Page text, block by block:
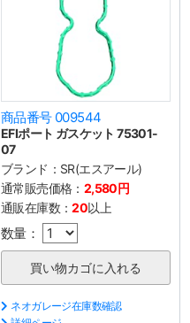
商品番号 009544
EFIポート ガスケット 75301-
07
ブランド： SR(エスアール)
通常販売価格： 2,580円
通販在庫数：20以上
数量：
ネオガレージ在庫数確認